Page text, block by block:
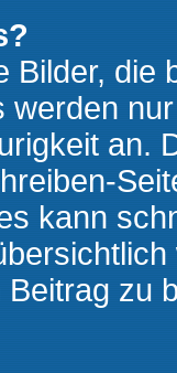
Bilder, die
werden
an.
kann
zu